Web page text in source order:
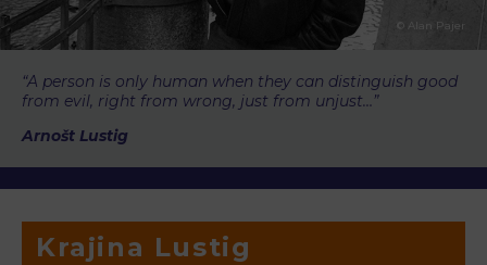
© Alan Pajer
“A person is only human when they can distinguish good
from evil, right from wrong, just from unjust…”
Arnošt Lustig
Krajina Lustig